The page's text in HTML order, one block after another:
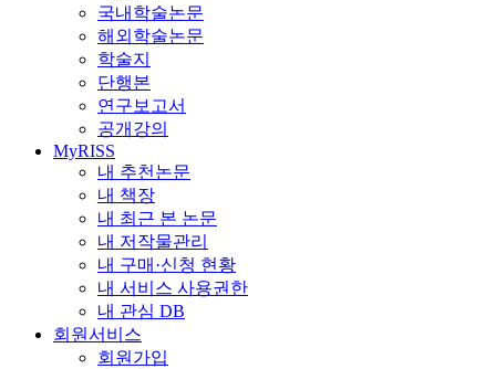
국내학술논문
해외학술논문
학술지
단행본
연구보고서
공개강의
MyRISS
내 추천논문
내 책장
내 최근 본 논문
내 저작물관리
내 구매·신청 현황
내 서비스 사용권한
내 관심 DB
회원서비스
회원가입